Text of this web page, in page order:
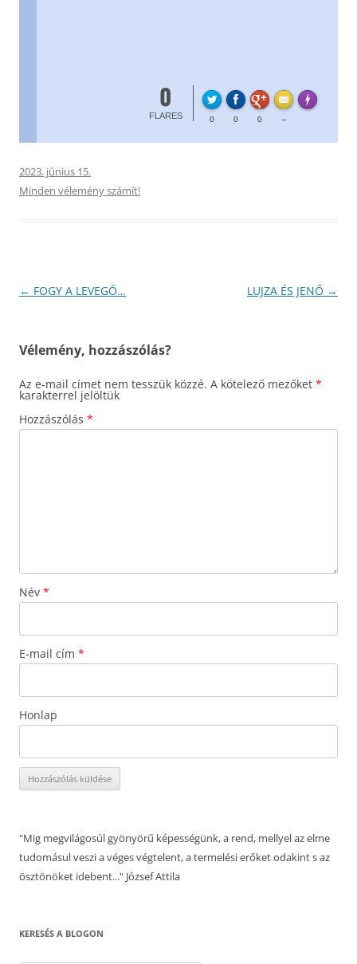
0
FLARES 0 0 0 --
Made with
2023. június 15.
Minden vélemény számít!
Bejegyzés
← FOGY A LEVEGŐ… LUJZA ÉS JENŐ →
Vélemény, hozzászólás?
Az e-mail címet nem tesszük közzé. A kötelező mezőket *
karakterrel jelöltük
Hozzászólás *
Név *
E-mail cím *
Honlap
"Mig megvilágosúl gyönyörű képességünk, a rend, mellyel az elme
tudomásul veszi a véges végtelent, a termelési erőket odakint s az
ösztönöket idebent..." József Attila
KERESÉS A BLOGON